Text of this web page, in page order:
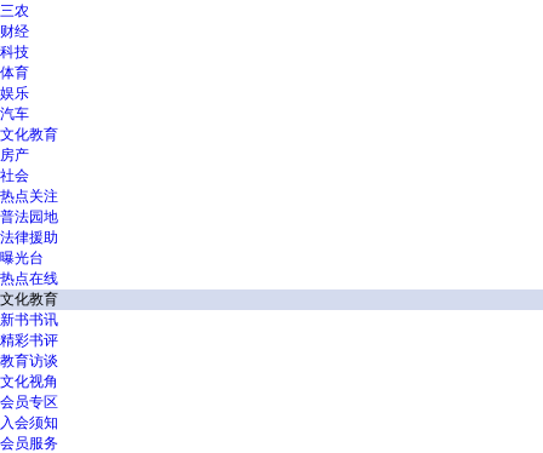
三农
财经
科技
体育
娱乐
汽车
文化教育
房产
社会
热点关注
普法园地
法律援助
曝光台
热点在线
文化教育
新书书讯
精彩书评
教育访谈
文化视角
会员专区
入会须知
会员服务